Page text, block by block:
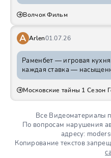
Волчок Фильм
A Arlen01.07.26
Раменбет — игровая кухня с
каждая ставка —
Московские тайны 1 Сезон
Все Видеоматериалы
По вопросам нарушения
адресу:
Копирование текстов